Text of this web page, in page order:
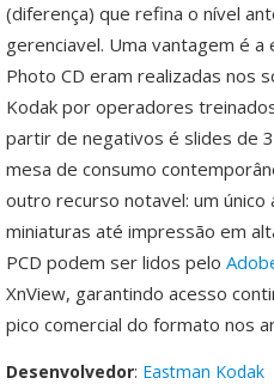
(diferença) que refina o nível
gerenciavel. Uma vantagem é a
Photo CD eram realizadas nos
Kodak por operadores
partir de negativos é slides de
mesa de consumo
outro recurso notavel: um
miniaturas até impressão em
PCD podem ser lidos pelo
XnView, garantindo acesso
pico comercial do formato nos
Desenvolvedor: Eastman Kodak